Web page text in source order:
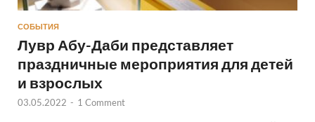
СОБЫТИЯ
Лувр Абу-Даби представляет
праздничные мероприятия для детей
и взрослых
03.05.2022 - 1 Comment